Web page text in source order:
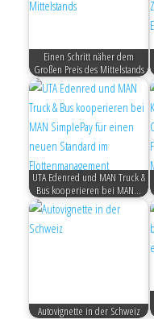
Einen Schritt näher dem
Großen Preis des Mittelstands
UTA Edenred und MAN Truck &
Bus kooperieren bei MAN…
Autovignette in der Schweiz